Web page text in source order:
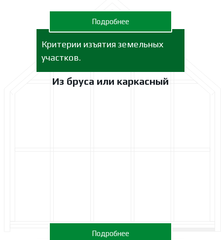
Из бруса или каркасный
Подробнее
Критерии изъятия земельных
участков.
Подробнее